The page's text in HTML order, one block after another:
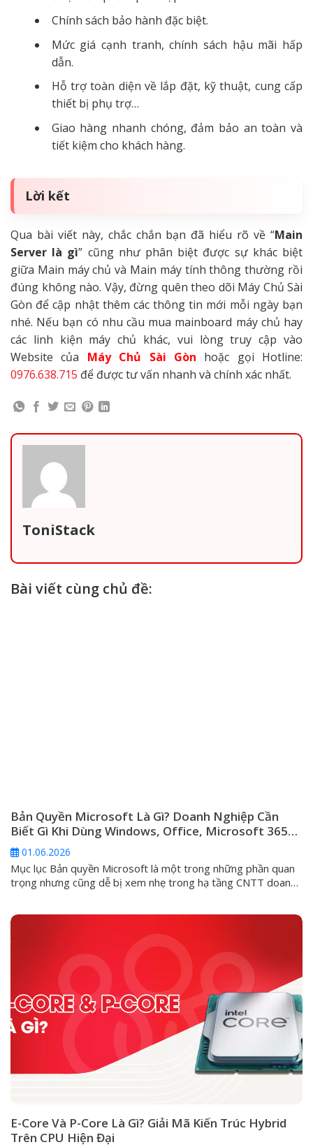
Chính sách bảo hành đặc biệt.
Mức giá cạnh tranh, chính sách hậu mãi hấp
dẫn.
Hỗ trợ toàn diện về lắp đặt, kỹ thuật, cung cấp
thiết bị phụ trợ…
Giao hàng nhanh chóng, đảm bảo an toàn và
tiết kiệm cho khách hàng.
Lời kết
Qua bài viết này, chắc chắn bạn đã hiểu rõ về “Main
Server là gì” cũng như phân biệt được sự khác biệt
giữa Main máy chủ và Main máy tính thông thường rồi
đúng không nào. Vậy, đừng quên theo dõi Máy Chủ Sài
Gòn để cập nhật thêm các thông tin mới mỗi ngày bạn
nhé. Nếu bạn có nhu cầu mua mainboard máy chủ hay
các linh kiện máy chủ khác, vui lòng truy cập vào
Website của Máy Chủ Sài Gòn hoặc gọi Hotline:
0976.638.715 để được tư vấn nhanh và chính xác nhất.
ToniStack
Bài viết cùng chủ đề:
Bản Quyền Microsoft Là Gì? Doanh Nghiệp Cần
Biết Gì Khi Dùng Windows, Office, Microsoft 365
Và Windows Server
01.06.2026
Mục lục Bản quyền Microsoft là một trong những phần quan
trọng nhưng cũng dễ bị xem nhẹ trong hạ tầng CNTT doanh
không, hoặc server có chạy được phần mềm nội bộ...
E-Core Và P-Core Là Gì? Giải Mã Kiến Trúc Hybrid
Trên CPU Hiện Đại